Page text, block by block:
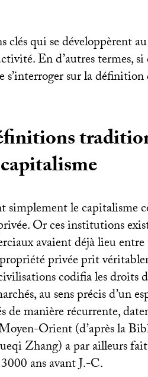
clés qui se développèrent
En d’autres termes, si
s’interroger sur la
capitalisme
simplement le capitalisme
Or ces institutions
avaient déjà lieu
privée prit
codifia les droits
au sens précis d’un
de manière récurrente,
Orient (d’après la
Zhang) a par ailleurs
ans avant J.-C.